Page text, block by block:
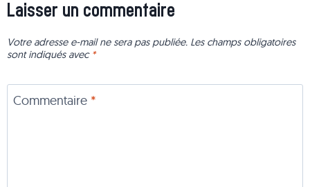
Laisser un commentaire
Votre adresse e-mail ne sera pas publiée. Les champs obligatoires
sont indiqués avec *
Commentaire *